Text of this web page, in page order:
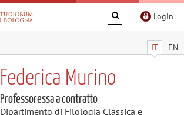
Login
IT EN
Federica Murino
Professoressa a contratto
Dipartimento di Filologia Classica e